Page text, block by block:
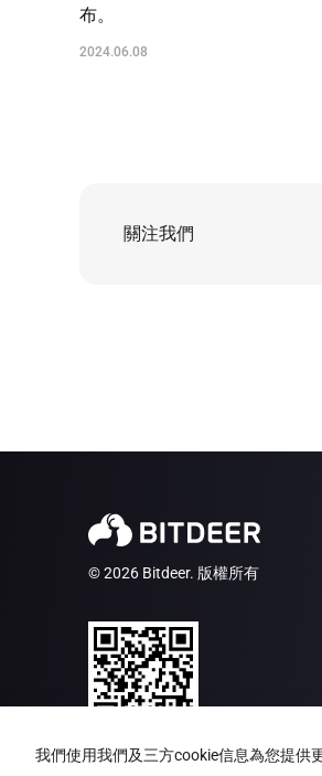
布。
2024.06.08
關注我們
© 2026 Bitdeer. 版權所有
Bitdeer App
我們使用我們及三方cookie信息為您提供